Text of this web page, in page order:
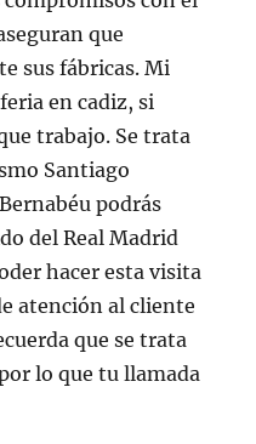
que
sus fábricas. Mi
en cadiz, si
trabajo. Se trata
Santiago
podrás
del Real Madrid
hacer esta visita
atención al cliente
que se trata
lo que tu llamada